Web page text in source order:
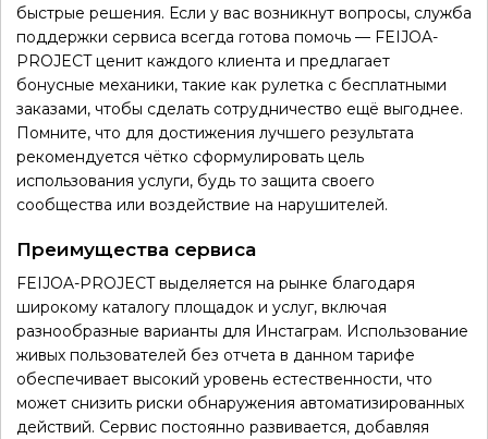
быстрые решения. Если у вас возникнут вопросы, служба
поддержки сервиса всегда готова помочь — FEIJOA-
PROJECT ценит каждого клиента и предлагает
бонусные механики, такие как рулетка с бесплатными
заказами, чтобы сделать сотрудничество ещё выгоднее.
Помните, что для достижения лучшего результата
рекомендуется чётко сформулировать цель
использования услуги, будь то защита своего
сообщества или воздействие на нарушителей.
Преимущества сервиса
FEIJOA-PROJECT выделяется на рынке благодаря
широкому каталогу площадок и услуг, включая
разнообразные варианты для Инстаграм. Использование
живых пользователей без отчета в данном тарифе
обеспечивает высокий уровень естественности, что
может снизить риски обнаружения автоматизированных
действий. Сервис постоянно развивается, добавляя